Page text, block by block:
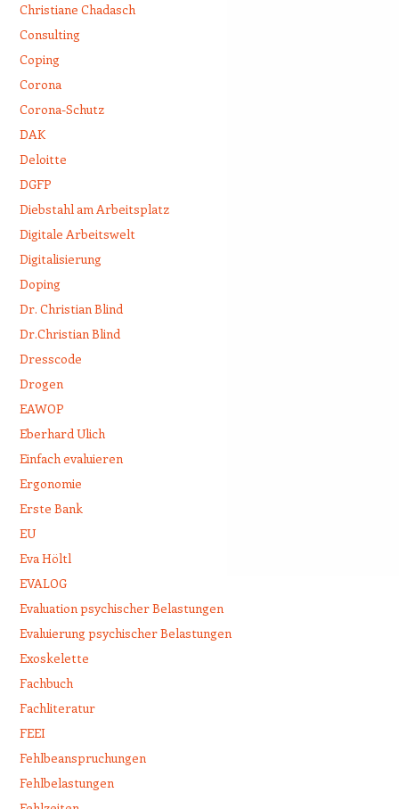
Christiane Chadasch
Consulting
Coping
Corona
Corona-Schutz
DAK
Deloitte
DGFP
Diebstahl am Arbeitsplatz
Digitale Arbeitswelt
Digitalisierung
Doping
Dr. Christian Blind
Dr.Christian Blind
Dresscode
Drogen
EAWOP
Eberhard Ulich
Einfach evaluieren
Ergonomie
Erste Bank
EU
Eva Höltl
EVALOG
Evaluation psychischer Belastungen
Evaluierung psychischer Belastungen
Exoskelette
Fachbuch
Fachliteratur
FEEI
Fehlbeanspruchungen
Fehlbelastungen